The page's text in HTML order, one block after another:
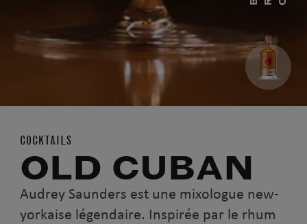
COCKTAILS
OLD CUBAN
Audrey Saunders est une mixologue new-
yorkaise légendaire. Inspirée par le rhum